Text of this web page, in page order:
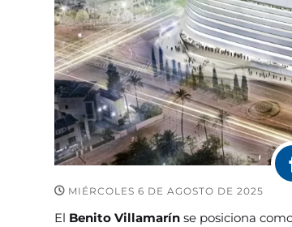
MIÉRCOLES 6 DE AGOSTO DE 2025
El Benito Villamarín se posiciona